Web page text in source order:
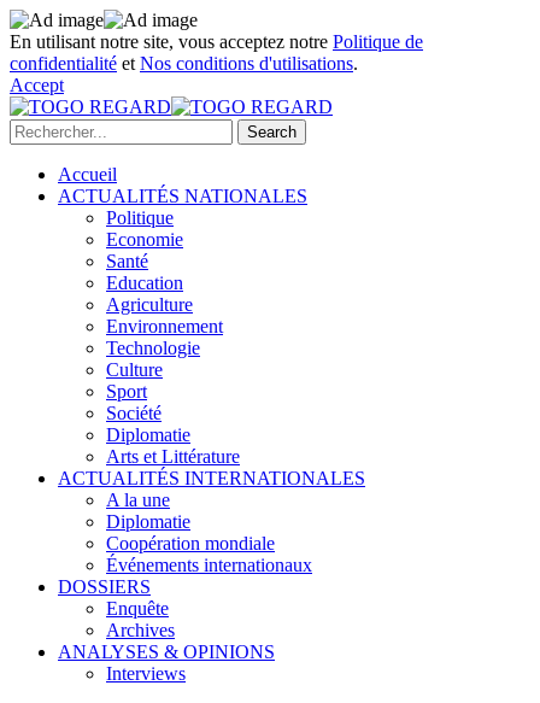
En utilisant notre site, vous acceptez notre Politique de
confidentialité et Nos conditions d'utilisations.
Accept
Accueil
ACTUALITÉS NATIONALES
Politique
Economie
Santé
Education
Agriculture
Environnement
Technologie
Culture
Sport
Société
Diplomatie
Arts et Littérature
ACTUALITÉS INTERNATIONALES
A la une
Diplomatie
Coopération mondiale
Événements internationaux
DOSSIERS
Enquête
Archives
ANALYSES & OPINIONS
Interviews